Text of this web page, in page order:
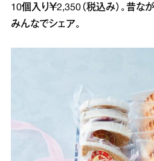
10個入り￥2,350（税込み）。昔な
みんなでシェア。